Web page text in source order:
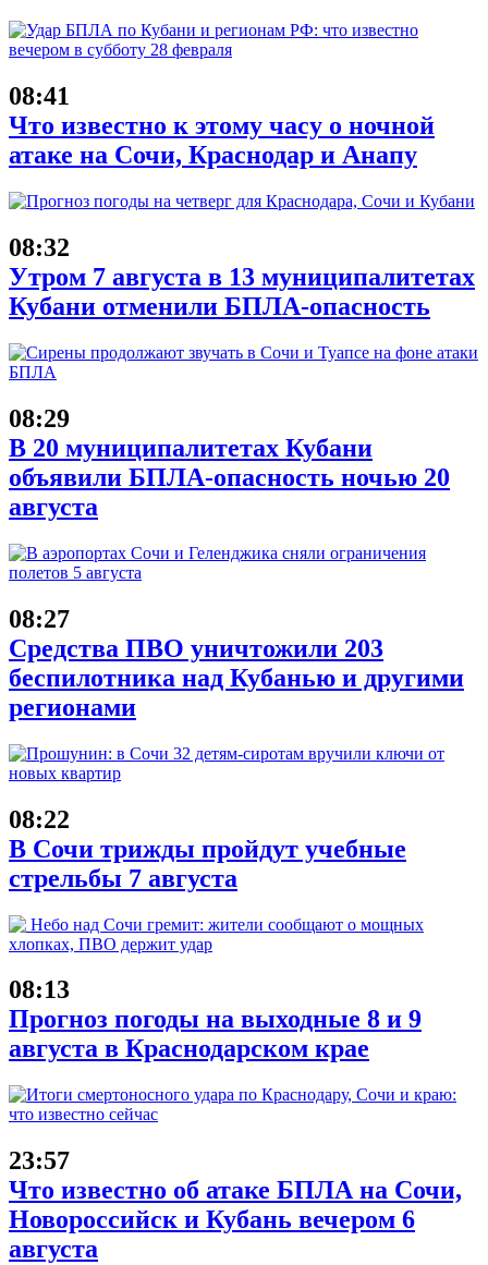
08:41
Что известно к этому часу о ночной
атаке на Сочи, Краснодар и Анапу
08:32
Утром 7 августа в 13 муниципалитетах
Кубани отменили БПЛА-опасность
08:29
В 20 муниципалитетах Кубани
объявили БПЛА-опасность ночью 20
августа
08:27
Средства ПВО уничтожили 203
беспилотника над Кубанью и другими
регионами
08:22
В Сочи трижды пройдут учебные
стрельбы 7 августа
08:13
Прогноз погоды на выходные 8 и 9
августа в Краснодарском крае
23:57
Что известно об атаке БПЛА на Сочи,
Новороссийск и Кубань вечером 6
августа